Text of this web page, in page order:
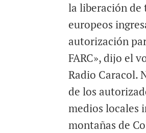
k
p
la liberación de
europeos
autorización
FARC», dijo el
Radio Caracol.
de los
medios locales
montañas de